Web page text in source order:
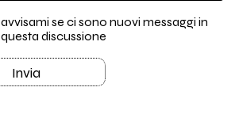
avvisami se ci sono nuovi messaggi in
questa discussione
Invia